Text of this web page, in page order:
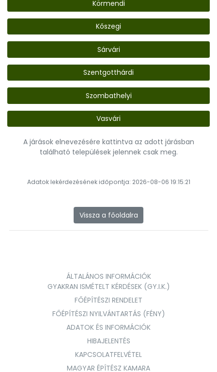
Körmendi
Kőszegi
Sárvári
Szentgotthárdi
Szombathelyi
Vasvári
A járások elnevezésére kattintva az adott járásban
található települések jelennek csak meg.
Adatok lekérdezésének időpontja: 2026-08-06 19:15:21
Vissza a főoldalra
ÁLTALÁNOS INFORMÁCIÓK
GYAKRAN ISMÉTELT KÉRDÉSEK (GY.I.K.)
FŐÉPÍTÉSZI RENDELET
FŐÉPÍTÉSZI NYILVÁNTARTÁS (FÉNY)
ADATOK ÉS INFORMÁCIÓK
HIBAJELENTÉS
KAPCSOLATFELVÉTEL
MAGYAR ÉPÍTÉSZ KAMARA